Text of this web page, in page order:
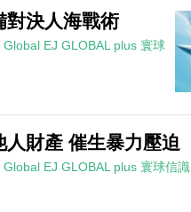
對決人海戰術
Global EJ GLOBAL plus 寰球
人財產 催生暴力壓迫
Global EJ GLOBAL plus 寰球信識